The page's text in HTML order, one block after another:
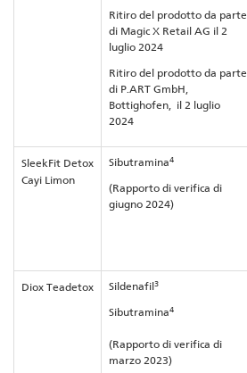
Ritiro del prodotto da parte
di Magic X Retail AG il 2
luglio 2024
Ritiro del prodotto da parte
di P.ART GmbH,
Bottighofen, il 2 luglio
2024
SleekFit Detox
Cayi Limon
Sibutramina4
(Rapporto di verifica di
giugno 2024)
Diox Teadetox Sildenafil3
Sibutramina4
(Rapporto di verifica di
marzo 2023)